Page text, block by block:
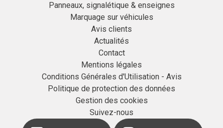
Panneaux, signalétique & enseignes
Marquage sur véhicules
Avis clients
Actualités
Contact
Mentions légales
Conditions Générales d'Utilisation - Avis
Politique de protection des données
Gestion des cookies
Suivez-nous